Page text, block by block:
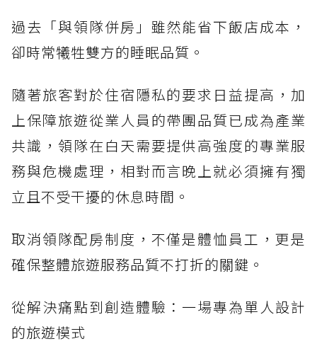
過去「與領隊併房」雖然能省下飯店成本，
卻時常犧牲雙方的睡眠品質。
隨著旅客對於住宿隱私的要求日益提高，加
上保障旅遊從業人員的帶團品質已成為產業
共識，領隊在白天需要提供高強度的專業服
務與危機處理，相對而言晚上就必須擁有獨
立且不受干擾的休息時間。
取消領隊配房制度，不僅是體恤員工，更是
確保整體旅遊服務品質不打折的關鍵。
從解決痛點到創造體驗：一場專為單人設計
的旅遊模式